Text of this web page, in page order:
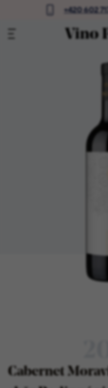
+420 602
Cabernet